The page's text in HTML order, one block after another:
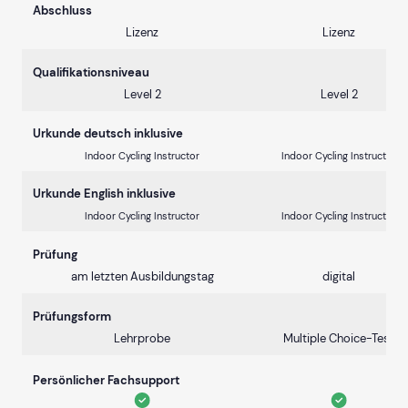
Abschluss
Lizenz
Lizenz
Qualifikationsniveau
Level 2
Level 2
Urkunde deutsch inklusive
Indoor Cycling Instructor Indoor Cycling Instructor
Urkunde English inklusive
Indoor Cycling Instructor Indoor Cycling Instructor
Prüfung
am letzten Ausbildungstag
digital
Prüfungsform
Lehrprobe
Multiple Choice-Test
Persönlicher Fachsupport